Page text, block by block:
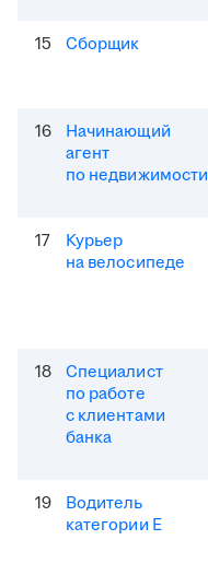
15 Сборщик
16
Начинающий
агент
по недвижимости
17
Курьер
на велосипеде
18
Специалист
по работе
с клиентами
банка
19
Водитель
категории Е